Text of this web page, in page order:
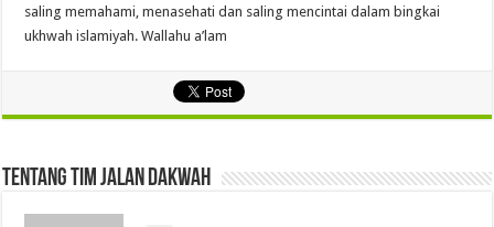
saling memahami, menasehati dan saling mencintai dalam bingkai
ukhwah islamiyah. Wallahu a’lam
Tentang Tim Jalan Dakwah